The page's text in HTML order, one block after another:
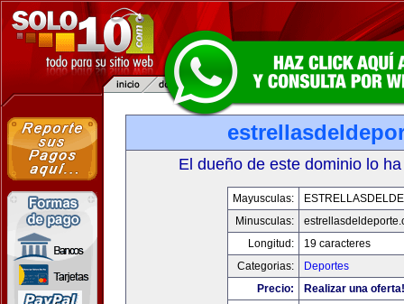
El dueño de este dominio lo
Mayusculas:
Minusculas:
Longitud:
19 caracteres
Categorias:
Deportes
Precio:
Realizar una oferta!